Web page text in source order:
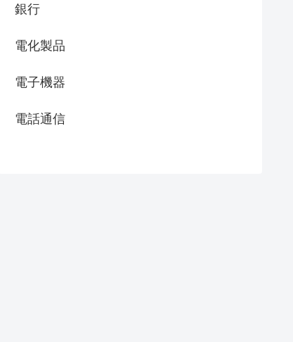
銀行
電化製品
電子機器
電話通信